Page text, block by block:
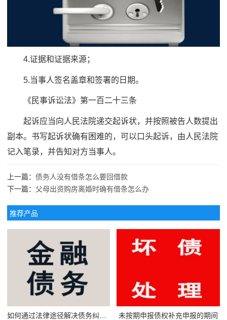
4.证据和证据来源；
5.当事人签名盖章和签署的日期。
《民事诉讼法》第一百二十三条
起诉应当向人民法院递交起诉状，并按照被告人数提出
副本。书写起诉状确有困难的，可以口头起诉，由人民法院
记入笔录，并告知对方当事人。
上一篇： 债务人没有借条怎么要回借款
下一篇： 父母出资购房离婚时确有借条怎么办
推荐产品
未按期申报债权补充申报的期间